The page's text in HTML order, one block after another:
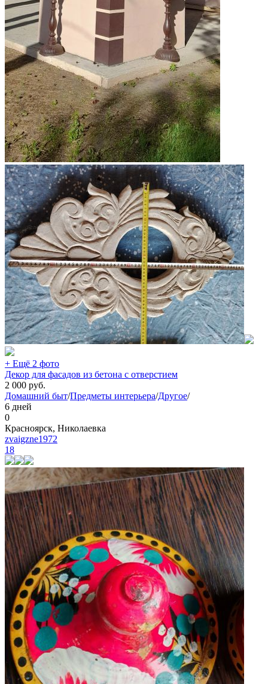
+ Ещё 2 фото
Декор для фасадов из бетона с отверстием
2 000 руб.
Домашний быт/Предметы интерьера/Другое/
6 дней
0
Красноярск, Николаевка
zvaigzne1972
18